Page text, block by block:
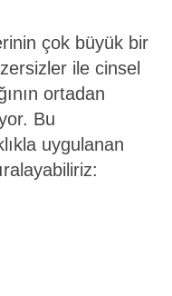
çok büyük bir
ile cinsel
ortadan
Bu
uygulanan